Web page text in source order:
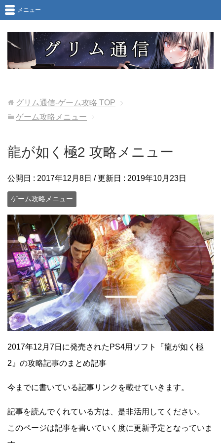
メニュー
グリム通信-ゲーム攻略 TOP
ゲーム攻略メニュー
龍が如く極2 攻略メニュー
公開日 : 2017年12月8日 / 更新日 : 2019年10月23日
ゲーム攻略メニュー
2017年12月7日に発売されたPS4用ソフト『龍が如く極
2』の攻略記事のまとめ記事
今までに書いている記事リンクを載せていきます。
記事を読んでくれている方は、是非活用してください。
このページは記事を書いていく度に更新予定となっていま